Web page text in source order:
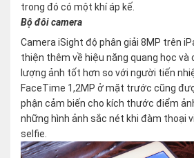
trong đó có một khí áp kế.
Bộ đôi camera
Camera iSight độ phân giải 8MP trên
thiện thêm về hiệu năng quang học và
lượng ảnh tốt hơn so với người tiến
FaceTime 1,2MP ở mặt trước cũng
phận cảm biến cho kích thước điểm
những hình ảnh sắc nét khi đàm thoại
selfie.